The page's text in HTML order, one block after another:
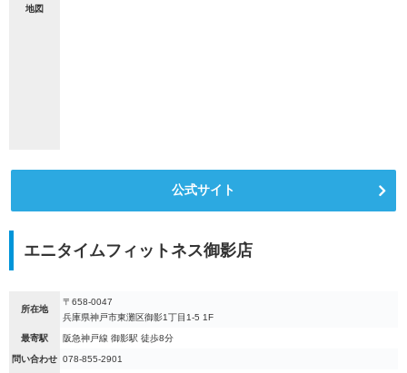
地図
公式サイト
エニタイムフィットネス御影店
所在地
〒658-0047
兵庫県神戸市東灘区御影1丁目1-5 1F
最寄駅 阪急神戸線 御影駅 徒歩8分
問い合わせ 078-855-2901